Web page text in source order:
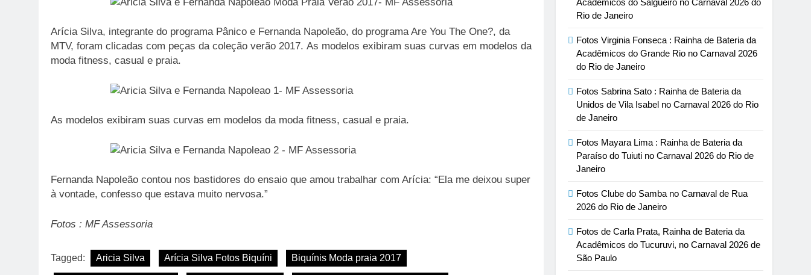
Arícia Silva, integrante do programa Pânico e Fernanda Napoleão, do programa Are You The One?, da
MTV, foram clicadas com peças da coleção verão 2017. As modelos exibiram suas curvas em modelos da
moda fitness, casual e praia.
As modelos exibiram suas curvas em modelos da moda fitness, casual e praia.
Fernanda Napoleão contou nos bastidores do ensaio que amou trabalhar com Arícia: “Ela me deixou super
à vontade, confesso que estava muito nervosa.”
Fotos : MF Assessoria
Tagged: Aricia Silva Arícia Silva Fotos Biquíni Biquínis Moda praia 2017
Acadêmicos do Salgueiro no Carnaval 2026 do
Rio de Janeiro
Fotos Virginia Fonseca : Rainha de Bateria da
Acadêmicos do Grande Rio no Carnaval 2026
do Rio de Janeiro
Fotos Sabrina Sato : Rainha de Bateria da
Unidos de Vila Isabel no Carnaval 2026 do Rio
de Janeiro
Fotos Mayara Lima : Rainha de Bateria da
Paraíso do Tuiuti no Carnaval 2026 do Rio de
Janeiro
Fotos Clube do Samba no Carnaval de Rua
2026 do Rio de Janeiro
Fotos de Carla Prata, Rainha de Bateria da
Acadêmicos do Tucuruvi, no Carnaval 2026 de
São Paulo